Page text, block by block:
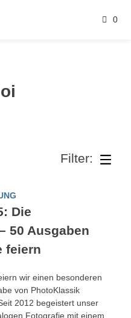
0
Die
50 Ausgaben
feiern
wir einen besonderen
von PhotoKlassik
2012 begeistert unser
Fotografie mit einem